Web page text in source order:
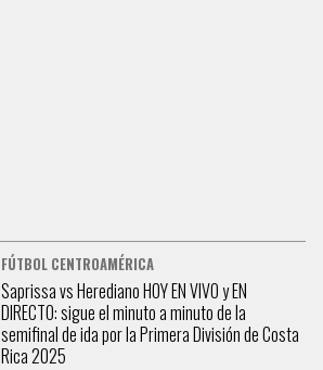
FÚTBOL CENTROAMÉRICA
Saprissa vs Herediano HOY EN VIVO y EN
DIRECTO: sigue el minuto a minuto de la
semifinal de ida por la Primera División de Costa
Rica 2025